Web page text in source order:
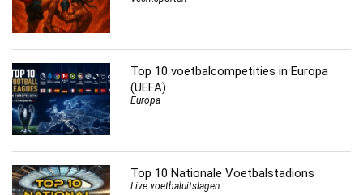
Top 10 voetbalcompetities in Europa
(UEFA)
Europa
Top 10 Nationale Voetbalstadions
Live voetbaluitslagen